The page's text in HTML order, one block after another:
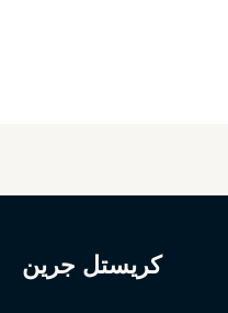
كريستل جرين